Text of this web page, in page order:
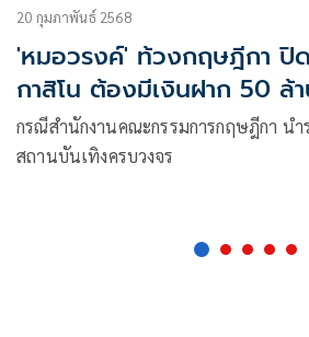
20 กุมภาพันธ์ 2568
'หมอวรงค์' ท้วงกฤษฎีกา ปิ
กาสิโน ต้องมีเงินฝาก 50 ล้
ทำได้จริง
กรณีสำนักงานคณะกรรมการกฤษฎีกา นำ
สถานบันเทิงครบวงจร